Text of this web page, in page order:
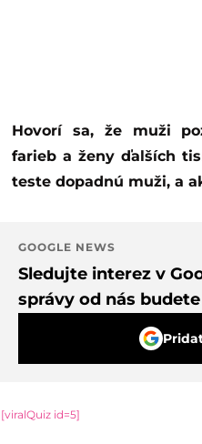
Hovorí sa, že muži poznajú len 9 základných
farieb a ženy ďalších
teste dopadnú muži, a
GOOGLE NEWS
Sledujte interez v
správy od nás
[viralQuiz id=5]